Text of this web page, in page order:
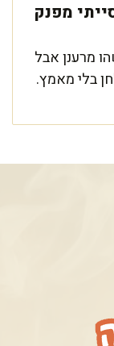
מפנק
מרענן אבל
בלי מאמץ.